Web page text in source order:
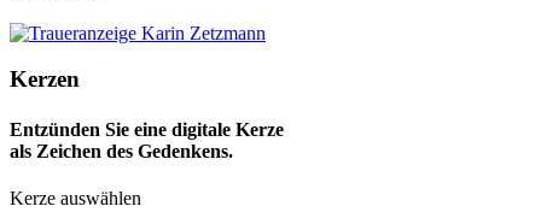
Kerzen
Entzünden Sie eine digitale Kerze
als Zeichen des Gedenkens.
Kerze auswählen